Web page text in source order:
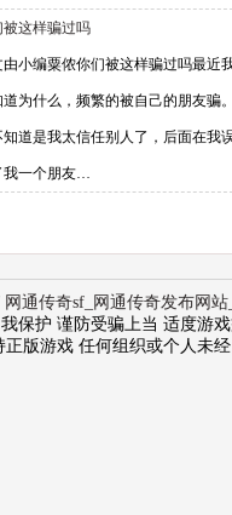
被这样骗过吗
由小编粟侬你们被这样骗过吗最近
道为什么，频繁的被自己的朋友骗
知道是我太信任别人了，后面在我
我一个朋友…
网通传奇sf_网通传奇发布网
保护 谨防受骗上当 适度游
正版游戏 任何组织或个人未